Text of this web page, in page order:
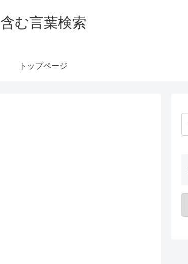
含む言葉検索
トップページ